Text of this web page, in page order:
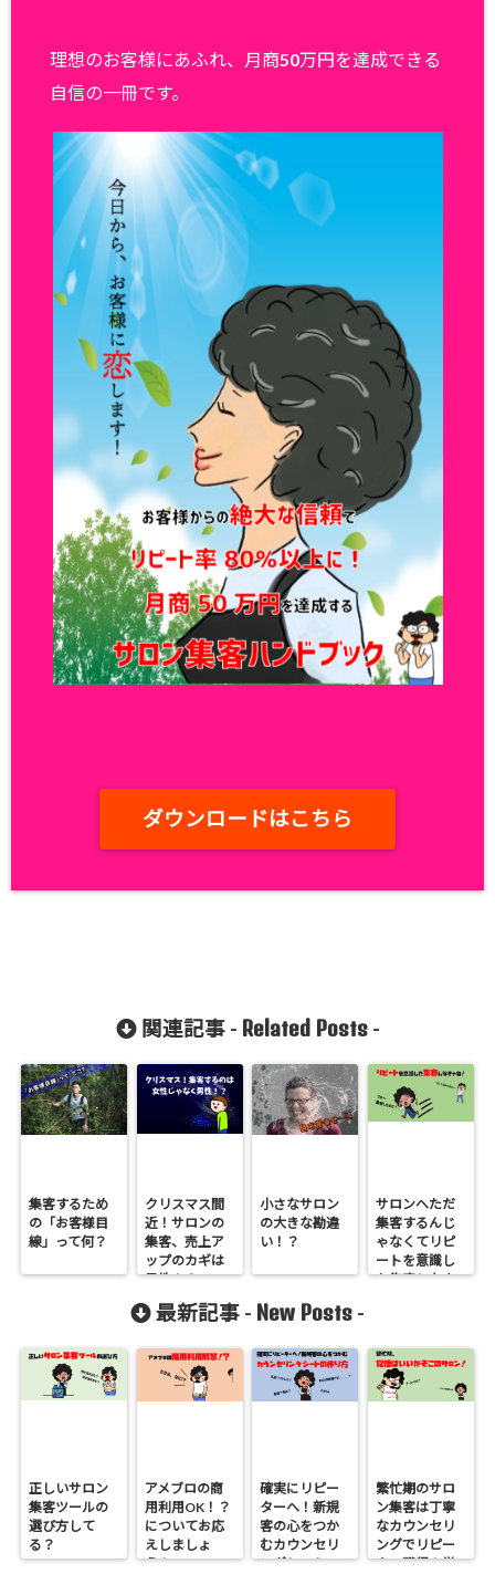
理想のお客様にあふれ、月商50万円を達成できる
自信の一冊です。
ダウンロードはこちら
関連記事 - Related Posts-
集客するため
の「お客様目
線」って何？
クリスマス間
近！サロンの
集客、売上ア
ップのカギは
男性！？
小さなサロン
の大きな勘違
い！？
サロンへただ
集客するんじ
ゃなくてリピ
ートを意識し
た集客しなき
最新記事 - New Posts -
正しいサロン
集客ツールの
選び方して
る？
アメブロの商
用利用OK！？
についてお応
えしましょ
う！
確実にリピー
ターへ！新規
客の心をつか
むカウンセリ
ングシートの
繁忙期のサロ
ン集客は丁寧
なカウンセリ
ングでリピー
ター獲得！覚